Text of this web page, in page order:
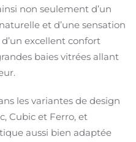
non seulement d’un
et d’une sensation
excellent confort
baies vitrées allant
les variantes de design
Cubic et Ferro, et
aussi bien adaptée